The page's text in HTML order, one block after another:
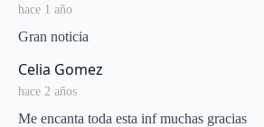
hace 1 año
Gran noticia
Celia Gomez
hace 2 años
Me encanta toda esta inf muchas gracias